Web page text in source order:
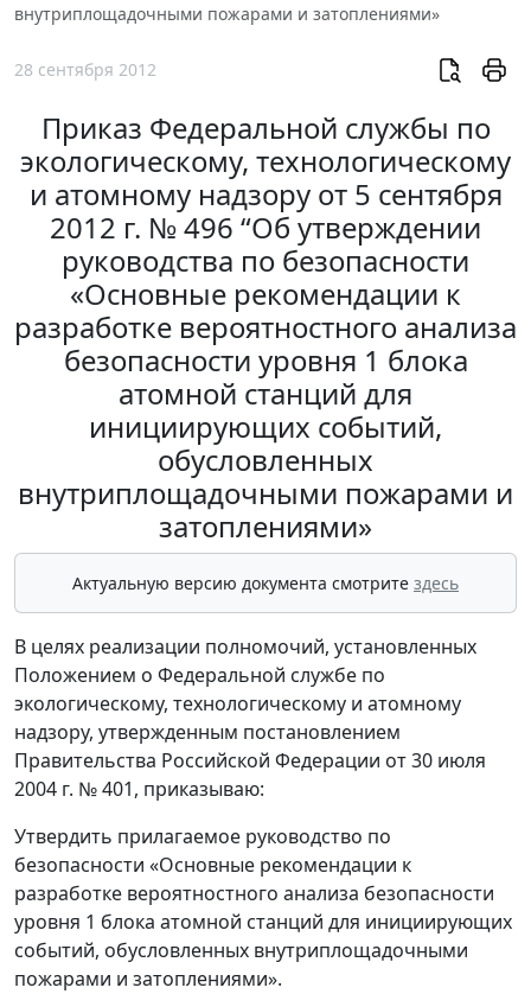
внутриплощадочными пожарами и затоплениями»
28 сентября 2012
Приказ Федеральной службы по
экологическому, технологическому
и атомному надзору от 5 сентября
2012 г. № 496 “Об утверждении
руководства по безопасности
«Основные рекомендации к
разработке вероятностного анализа
безопасности уровня 1 блока
атомной станций для
инициирующих событий,
обусловленных
внутриплощадочными пожарами и
затоплениями»
Актуальную версию документа смотрите здесь
В целях реализации полномочий, установленных
Положением о Федеральной службе по
экологическому, технологическому и атомному
надзору, утвержденным постановлением
Правительства Российской Федерации от 30 июля
2004 г. № 401, приказываю:
Утвердить прилагаемое руководство по
безопасности «Основные рекомендации к
разработке вероятностного анализа безопасности
уровня 1 блока атомной станций для инициирующих
событий, обусловленных внутриплощадочными
пожарами и затоплениями».